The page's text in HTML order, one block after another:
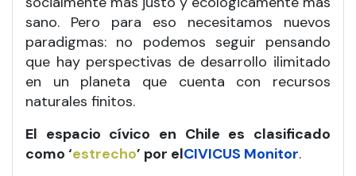
sano. Pero para eso necesitamos nuevos
paradigmas: no podemos seguir pensando
que hay perspectivas de desarrollo ilimitado
en un planeta que cuenta con recursos
naturales finitos.
El espacio cívico en Chile es clasificado
como ‘estrecho’ por elCIVICUS Monitor.